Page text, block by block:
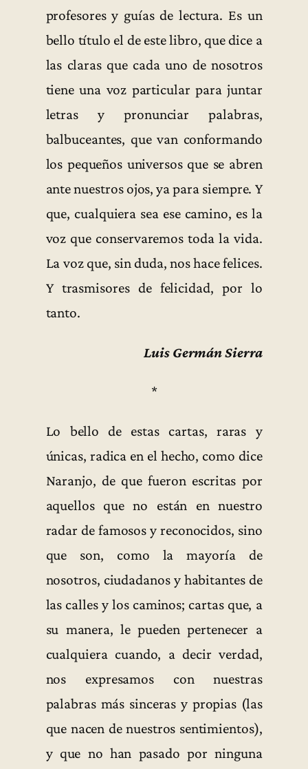
profesores y guías de lectura. Es un
bello título el de este libro, que dice a
las claras que cada uno de nosotros
tiene una voz particular para juntar
letras y pronunciar palabras,
balbuceantes, que van conformando
los pequeños universos que se abren
ante nuestros ojos, ya para siempre. Y
que, cualquiera sea ese camino, es la
voz que conservaremos toda la vida.
La voz que, sin duda, nos hace felices.
Y trasmisores de felicidad, por lo
tanto.
Luis Germán Sierra
*
Lo bello de estas cartas, raras y
únicas, radica en el hecho, como dice
Naranjo, de que fueron escritas por
aquellos que no están en nuestro
radar de famosos y reconocidos, sino
que son, como la mayoría de
nosotros, ciudadanos y habitantes de
las calles y los caminos; cartas que, a
su manera, le pueden pertenecer a
cualquiera cuando, a decir verdad,
nos expresamos con nuestras
palabras más sinceras y propias (las
que nacen de nuestros sentimientos),
y que no han pasado por ninguna